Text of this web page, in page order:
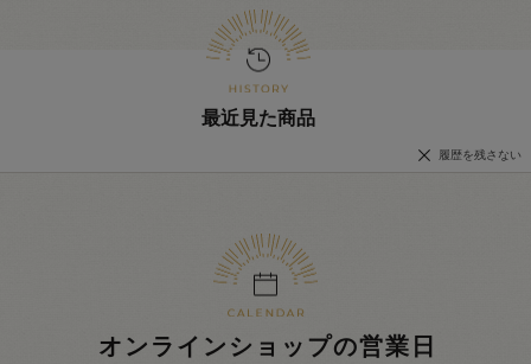
最近見た商品
履歴を残さない
オンラインショップの営業日